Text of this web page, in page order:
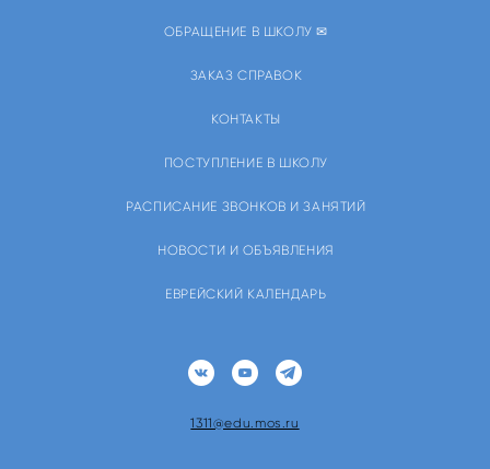
ОБРАЩЕНИЕ В ШКОЛУ ✉
ЗАКАЗ СПРАВОК
КОНТАКТЫ
ПОСТУПЛЕНИЕ В ШКОЛУ
РАСПИСАНИЕ ЗВОНКОВ И ЗАНЯТИЙ
НОВОСТИ И ОБЪЯВЛЕНИЯ
ЕВРЕЙСКИЙ КАЛЕНДАРЬ
1311@edu.mos.ru